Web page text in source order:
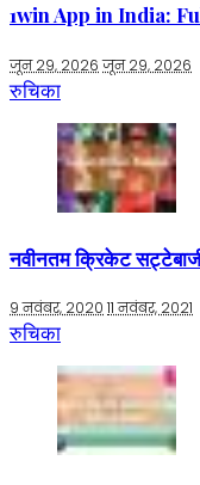
1win App in India:
जून 29, 2026 जून 29, 2026
रुचिका
नवीनतम क्रिकेट
9 नवंबर, 2020 11 नवंबर, 2021
रुचिका